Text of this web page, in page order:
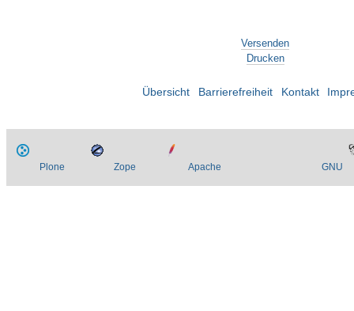
Versenden
Drucken
Übersicht Barrierefreiheit Kontakt
Plone Zope Apache GNU